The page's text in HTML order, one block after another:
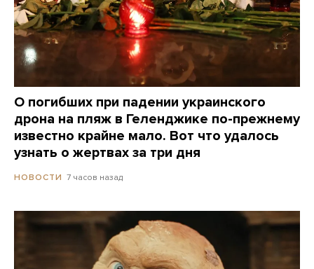
О погибших при падении украинского
дрона на пляж в Геленджике по-прежнему
известно крайне мало. Вот что удалось
узнать о жертвах за три дня
НОВОСТИ 7 часов назад